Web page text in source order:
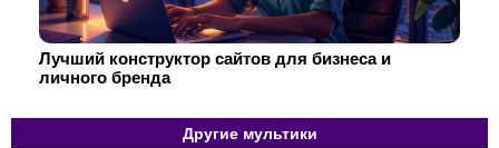
Лучший конструктор сайтов для бизнеса и
личного бренда
Другие мультики